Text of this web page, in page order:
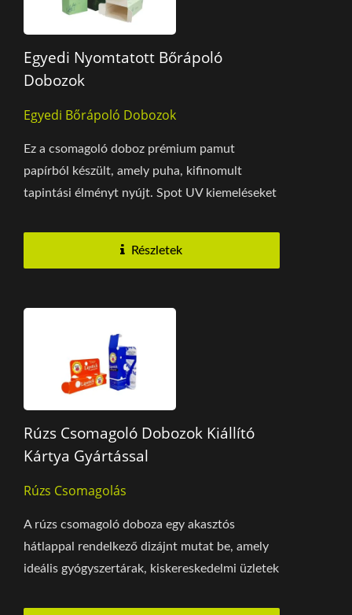
Egyedi Nyomtatott Bőrápoló
Dobozok
Egyedi Bőrápoló Dobozok
Ez a csomagoló doboz prémium pamut
papírból készült, amely puha, kifinomult
tapintási élményt nyújt. Spot UV kiemeléseket
Részletek
Rúzs Csomagoló Dobozok Kiállító
Kártya Gyártással
Rúzs Csomagolás
A rúzs csomagoló doboza egy akasztós
hátlappal rendelkező dizájnt mutat be, amely
ideális gyógyszertárak, kiskereskedelmi üzletek